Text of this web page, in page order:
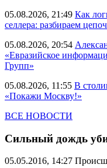
05.08.2026, 21:49 Как
селлера: разбираем
05.08.2026, 20:54
«Евразийское
Групп»
05.08.2026, 11:55 В
«Покажи Москву!»
ВСЕ НОВОСТИ
Сильный дождь
05.05.2016, 14:27